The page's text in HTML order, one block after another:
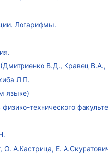
Логарифмы.
В.Д., Кравец
Л.П.
языке)
технического
О. А.Кастрица, Е.